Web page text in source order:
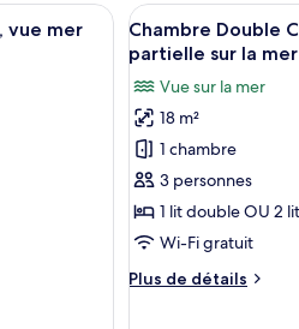
un téléphone et une vue sur
avec un grand lit, deux lampes de
vue mer
Afficher
toutes
les
photos
pour
ce
type
de
chambre :
Double
1
Chambre Double
partielle sur la mer
Vue sur la mer
18 m²
1 chambre
3 personnes
1 lit double OU 2
Wi-Fi gratuit
Plus de détails
Plus